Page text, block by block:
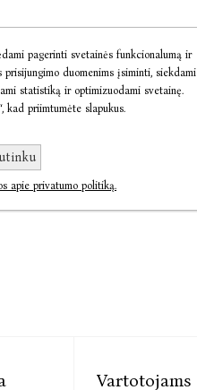
Vartotojams
pagerinti svetainės funkcionalumą ir
duomenims įsiminti, siekdami
statistiką ir optimizuodami svetainę.
kad priimtumėte slapukus.
apie privatumo politiką.